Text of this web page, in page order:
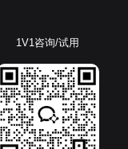
1V1咨询/试用